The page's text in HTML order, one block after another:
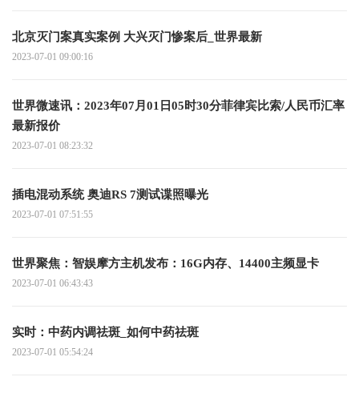
北京灭门案真实案例 大兴灭门惨案后_世界最新
2023-07-01 09:00:16
世界微速讯：2023年07月01日05时30分菲律宾比索/人民币汇率
最新报价
2023-07-01 08:23:32
插电混动系统 奥迪RS 7测试谍照曝光
2023-07-01 07:51:55
世界聚焦：智娱摩方主机发布：16G内存、14400主频显卡
2023-07-01 06:43:43
实时：中药内调祛斑_如何中药祛斑
2023-07-01 05:54:24